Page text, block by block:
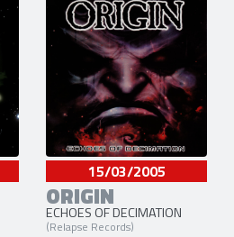
15/03/2005
ORIGIN
ECHOES OF DECIMATION
(Relapse Records)